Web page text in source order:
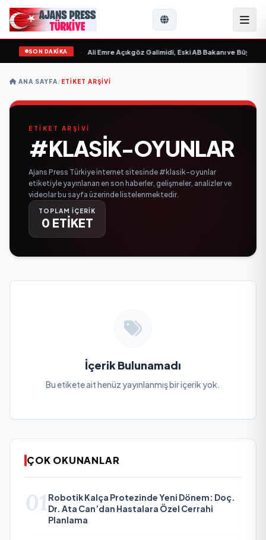
SON DAKİKA
“ yayımlandı Ali Emre Açıkgöz Galimidi, Eski AB Bakanı ve
ANA SAYFA/ETIKET ARŞIVI
ETİKET ARŞİVİ
#KLASIK-OYUNLAR
Ajans Press Türkiye internet sitesinde #klasik-oyunlar
etiketiyle yayınlanan en son haberler, gelişmeler, analizler ve
videolar bu sayfa üzerinde listelenmektedir.
TOPLAM İÇERİK
0 ETİKET
İçerik Bulunamadı
Bu etikete ait henüz yayınlanmış bir içerik yok.
ÇOK OKUNANLAR
01 Robotik Kalça Protezinde Yeni Dönem: Doç.
Dr. Ata Can’dan Hastalara Özel Cerrahi
Planlama